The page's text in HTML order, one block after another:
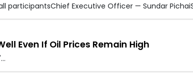
participantsChief Executive Officer — Sundar
Even If Oil Prices Remain High